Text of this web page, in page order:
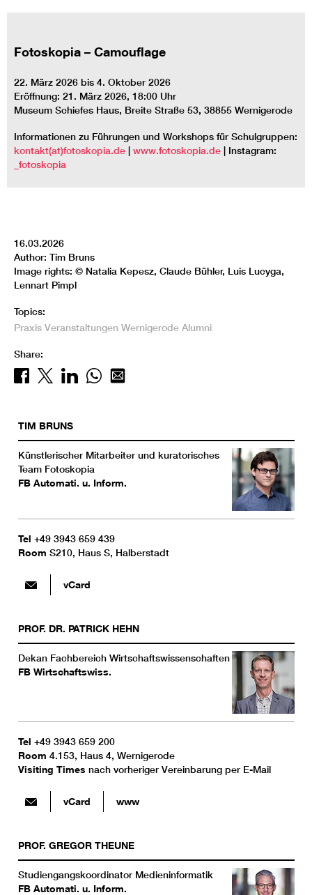
Fotoskopia – Camouflage
22. März 2026 bis 4. Oktober 2026
Eröffnung: 21. März 2026, 18:00 Uhr
Museum Schiefes Haus, Breite Straße 53, 38855 Wernigerode
Informationen zu Führungen und Workshops für Schulgruppen:
kontakt(at)fotoskopia.de | www.fotoskopia.de | Instagram:
_fotoskopia
16.03.2026
Author: Tim Bruns
Image rights: © Natalia Kepesz, Claude Bühler, Luis Lucyga,
Lennart Pimpl
Topics:
Praxis Veranstaltungen Wernigerode Alumni
Share:
TIM BRUNS
Künstlerischer Mitarbeiter und kuratorisches
Team Fotoskopia
FB Automati. u. Inform.
Tel +49 3943 659 439
Room S210, Haus S, Halberstadt
vCard
PROF. DR. PATRICK HEHN
Dekan Fachbereich Wirtschaftswissenschaften
FB Wirtschaftswiss.
Tel +49 3943 659 200
Room 4.153, Haus 4, Wernigerode
Visiting Times nach vorheriger Vereinbarung per E-Mail
vCard www
PROF. GREGOR THEUNE
Studiengangskoordinator Medieninformatik
FB Automati. u. Inform.